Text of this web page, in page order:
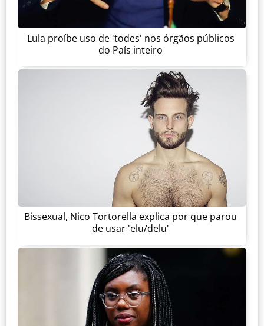
Lula proíbe uso de 'todes' nos órgãos públicos
do País inteiro
Bissexual, Nico Tortorella explica por que parou
de usar 'elu/delu'